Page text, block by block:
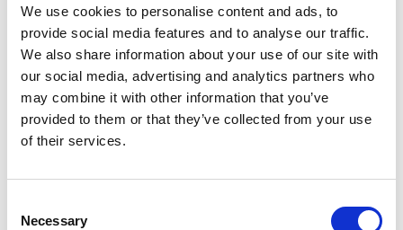
We use cookies to personalise content and ads, to
provide social media features and to analyse our traffic.
We also share information about your use of our site with
our social media, advertising and analytics partners who
may combine it with other information that you’ve
provided to them or that they’ve collected from your use
of their services.
Selection
Necessary